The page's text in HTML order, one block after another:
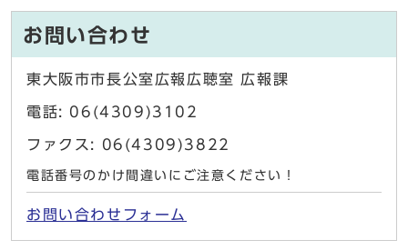
お問い合わせ
東大阪市市長公室広報広聴室 広報課
電話: 06(4309)3102
ファクス: 06(4309)3822
電話番号のかけ間違いにご注意ください！
お問い合わせフォーム